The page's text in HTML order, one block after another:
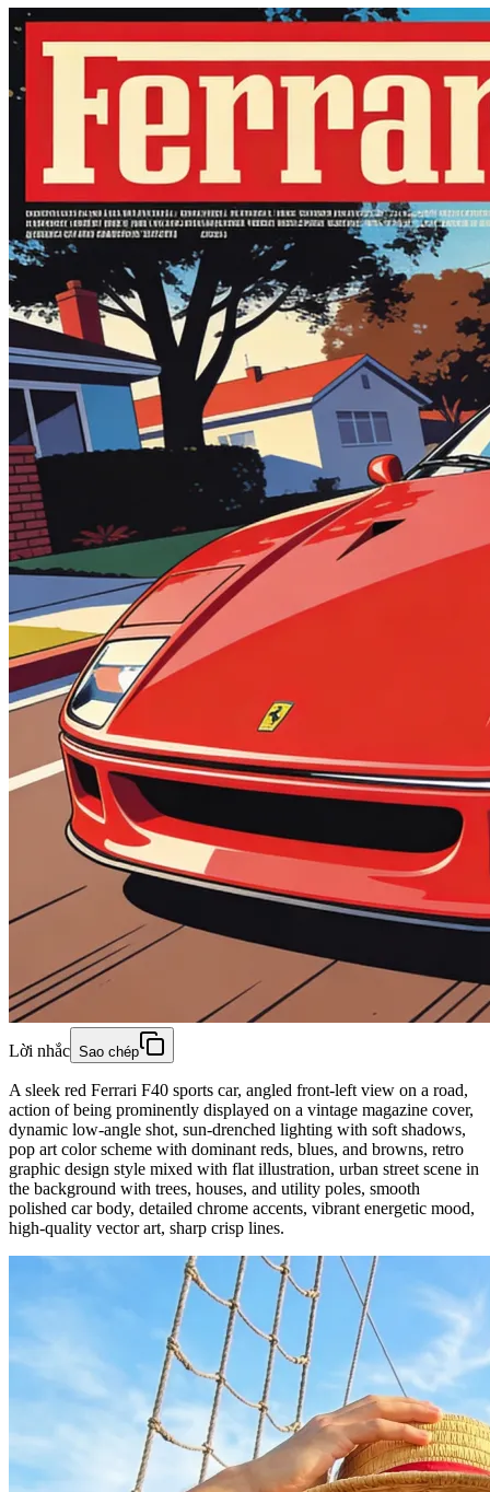
Lời nhắc Sao chép
A sleek red Ferrari F40 sports car, angled front-left view on a road,
action of being prominently displayed on a vintage magazine cover,
dynamic low-angle shot, sun-drenched lighting with soft shadows,
pop art color scheme with dominant reds, blues, and browns, retro
graphic design style mixed with flat illustration, urban street scene in
the background with trees, houses, and utility poles, smooth
polished car body, detailed chrome accents, vibrant energetic mood,
high-quality vector art, sharp crisp lines.